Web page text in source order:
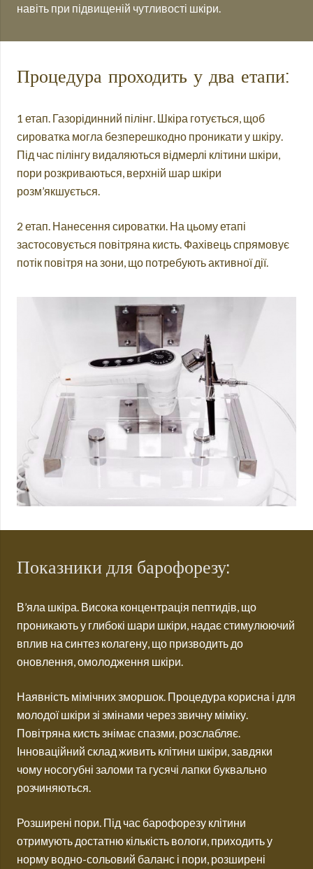
навіть при підвищеній чутливості шкіри.
Процедура проходить у два етапи:
1 етап. Газорідинний пілінг. Шкіра готується, щоб
сироватка могла безперешкодно проникати у шкіру.
Під час пілінгу видаляються відмерлі клітини шкіри,
пори розкриваються, верхній шар шкіри
розм’якшується.
2 етап. Нанесення сироватки. На цьому етапі
застосовується повітряна кисть. Фахівець спрямовує
потік повітря на зони, що потребують активної дії.
Показники для барофорезу:
В’яла шкіра. Висока концентрація пептидів, що
проникають у глибокі шари шкіри, надає стимулюючий
вплив на синтез колагену, що призводить до
оновлення, омолодження шкіри.
Наявність мімічних зморшок. Процедура корисна і для
молодої шкіри зі змінами через звичну міміку.
Повітряна кисть знімає спазми, розслабляє.
Інноваційний склад живить клітини шкіри, завдяки
чому носогубні заломи та гусячі лапки буквально
розчиняються.
Розширені пори. Під час барофорезу клітини
отримують достатню кількість вологи, приходить у
норму водно-сольовий баланс і пори, розширені